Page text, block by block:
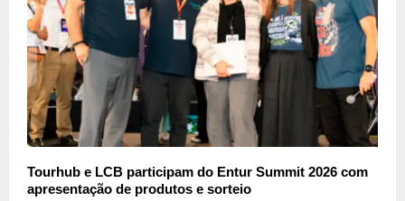
Tourhub e LCB participam do Entur Summit 2026 com
apresentação de produtos e sorteio